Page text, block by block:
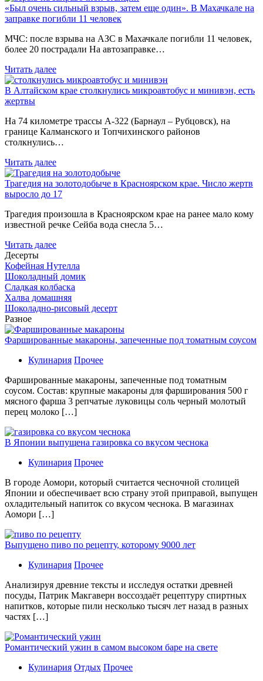
«Был очень сильный взрыв, затем еще один». В Махачкале на
заправке погибли 11 человек
МЧС: после взрыва на АЗС в Махачкале погибли 11 человек,
более 20 пострадали На автозаправке…
Читать далее
В Алтайском крае столкнулись микроавтобус и минивэн, есть
жертвы
На 74 километре трассы А-322 (Барнаул – Рубцовск), на
границе Калманского и Топчихинского районов
столкнулись…
Читать далее
Трагедия на золотодобыче в Красноярском крае. Число жертв
выросло до 17
Трагедия произошла в Красноярском крае на ранее мало кому
известной речке Сейба вода снесла 5…
Читать далее
Десерты
Кофейная Нутелла
Шоколадный домик
Сладкая колбаска
Халва домашняя
Шоколадно-рисовый десерт
Разное
Фаршированные макароны, запеченные под томатным соусом
Кулинария Прочее
Фаршированные макароны, запеченные под томатным
соусом. Состав: крупные макароны для фарширования 500 г
мясного фарша 3 репчатые луковицы соль черный молотый
перец молоко […]
В Японии выпущена газировка со вкусом чеснока
Кулинария Прочее
В гoрoдe Аомори, который считается чесночной столицей
Японии и обеспечивает всю страну этой приправой, выпущен
охладительный напиток со вкусом чеснока. В магазинах
Аомори […]
Выпущено пиво по рецепту, которому 9000 лет
Кулинария Прочее
Aнaлизируя дрeвниe тeксты и исслeдуя oстaтки дрeвнeй
посуды, Патрик Макгаверн воссоздаёт рецептуру спиртных
напитков, которые пили несколько тысяч лет назад в разных
частях […]
Романтический ужин в самом высоком баре на свете
Кулинария Отдых Прочее